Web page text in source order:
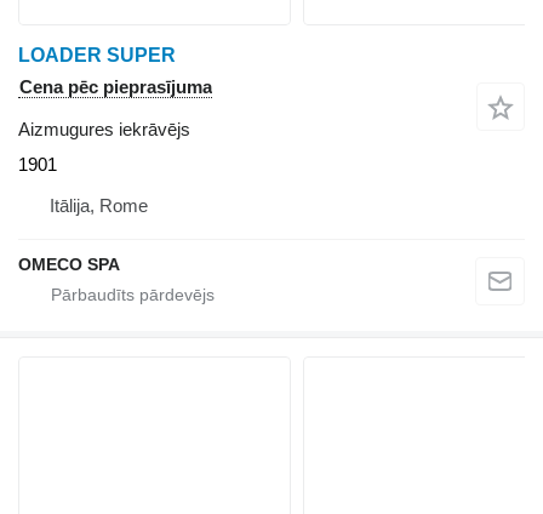
LOADER SUPER
Cena pēc pieprasījuma
Aizmugures iekrāvējs
1901
Itālija, Rome
OMECO SPA